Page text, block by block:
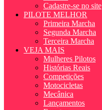
Cadastre-se no site
PILOTE MELHOR
Primeira Marcha
Segunda Marcha
Terceira Marcha
VEJA MAIS
Mulheres Pilotos
Histórias Reais
Competições
Motocicletas
Mecânica
Lançamentos